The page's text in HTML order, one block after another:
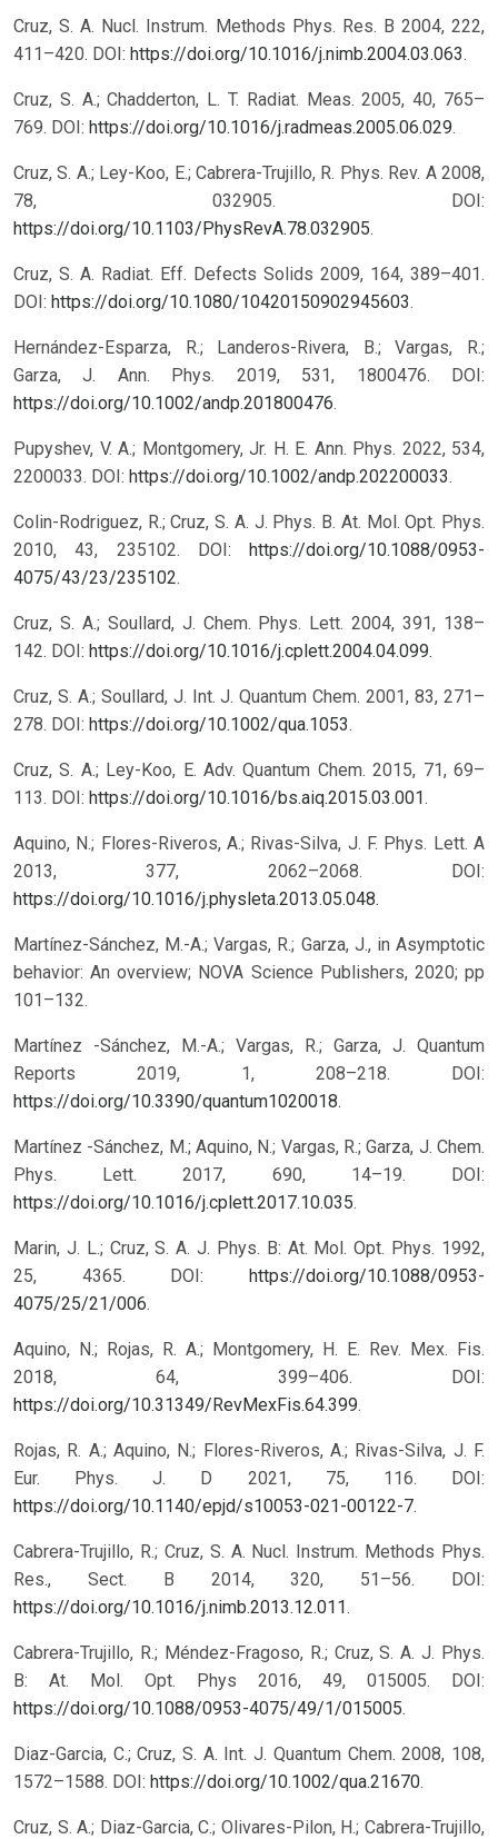
Cruz, S. A. Nucl. Instrum. Methods Phys. Res. B 2004, 222,
411–420. DOI: https://doi.org/10.1016/j.nimb.2004.03.063.
Cruz, S. A.; Chadderton, L. T. Radiat. Meas. 2005, 40, 765–
769. DOI: https://doi.org/10.1016/j.radmeas.2005.06.029.
Cruz, S. A.; Ley-Koo, E.; Cabrera-Trujillo, R. Phys. Rev. A 2008,
78, 032905. DOI:
https://doi.org/10.1103/PhysRevA.78.032905.
Cruz, S. A. Radiat. Eff. Defects Solids 2009, 164, 389–401.
DOI: https://doi.org/10.1080/10420150902945603.
Hernández-Esparza, R.; Landeros-Rivera, B.; Vargas, R.;
Garza, J. Ann. Phys. 2019, 531, 1800476. DOI:
https://doi.org/10.1002/andp.201800476.
Pupyshev, V. A.; Montgomery, Jr. H. E. Ann. Phys. 2022, 534,
2200033. DOI: https://doi.org/10.1002/andp.202200033.
Colin-Rodriguez, R.; Cruz, S. A. J. Phys. B. At. Mol. Opt. Phys.
2010, 43, 235102. DOI: https://doi.org/10.1088/0953-
4075/43/23/235102.
Cruz, S. A.; Soullard, J. Chem. Phys. Lett. 2004, 391, 138–
142. DOI: https://doi.org/10.1016/j.cplett.2004.04.099.
Cruz, S. A.; Soullard, J. Int. J. Quantum Chem. 2001, 83, 271–
278. DOI: https://doi.org/10.1002/qua.1053.
Cruz, S. A.; Ley-Koo, E. Adv. Quantum Chem. 2015, 71, 69–
113. DOI: https://doi.org/10.1016/bs.aiq.2015.03.001.
Aquino, N.; Flores-Riveros, A.; Rivas-Silva, J. F. Phys. Lett. A
2013, 377, 2062–2068. DOI:
https://doi.org/10.1016/j.physleta.2013.05.048.
Martínez-Sánchez, M.-A.; Vargas, R.; Garza, J., in Asymptotic
behavior: An overview; NOVA Science Publishers, 2020; pp
101–132.
Martínez -Sánchez, M.-A.; Vargas, R.; Garza, J. Quantum
Reports 2019, 1, 208–218. DOI:
https://doi.org/10.3390/quantum1020018.
Martínez -Sánchez, M.; Aquino, N.; Vargas, R.; Garza, J. Chem.
Phys. Lett. 2017, 690, 14–19. DOI:
https://doi.org/10.1016/j.cplett.2017.10.035.
Marin, J. L.; Cruz, S. A. J. Phys. B: At. Mol. Opt. Phys. 1992,
25, 4365. DOI: https://doi.org/10.1088/0953-
4075/25/21/006.
Aquino, N.; Rojas, R. A.; Montgomery, H. E. Rev. Mex. Fis.
2018, 64, 399–406. DOI:
https://doi.org/10.31349/RevMexFis.64.399.
Rojas, R. A.; Aquino, N.; Flores-Riveros, A.; Rivas-Silva, J. F.
Eur. Phys. J. D 2021, 75, 116. DOI:
https://doi.org/10.1140/epjd/s10053-021-00122-7.
Cabrera-Trujillo, R.; Cruz, S. A. Nucl. Instrum. Methods Phys.
Res., Sect. B 2014, 320, 51–56. DOI:
https://doi.org/10.1016/j.nimb.2013.12.011.
Cabrera-Trujillo, R.; Méndez-Fragoso, R.; Cruz, S. A. J. Phys.
B: At. Mol. Opt. Phys 2016, 49, 015005. DOI:
https://doi.org/10.1088/0953-4075/49/1/015005.
Diaz-Garcia, C.; Cruz, S. A. Int. J. Quantum Chem. 2008, 108,
1572–1588. DOI: https://doi.org/10.1002/qua.21670.
Cruz, S. A.; Diaz-Garcia, C.; Olivares-Pilon, H.; Cabrera-Trujillo,